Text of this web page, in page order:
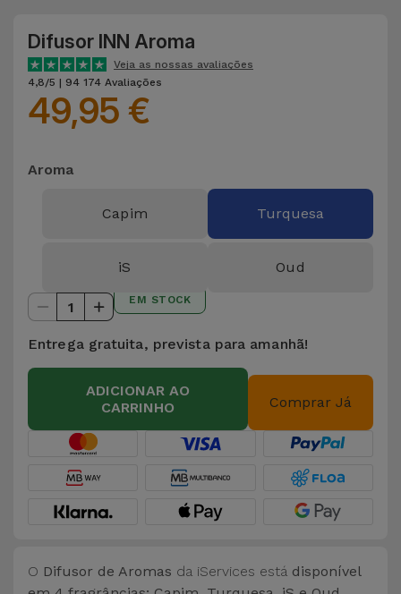
Difusor INN Aroma
Veja as nossas avaliações
4,8/5 | 94 174 Avaliações
49,95 €
Aroma
Capim Turquesa
iS Oud
1 EM STOCK
Entrega gratuita, prevista para amanhã!
ADICIONAR AO
CARRINHO
Comprar Já
O Difusor de Aromas da iServices está disponível